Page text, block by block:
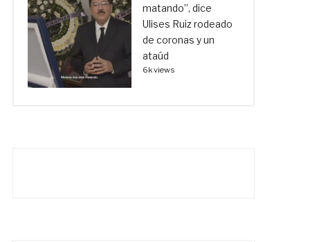
matando”, dice
Ulises Ruiz rodeado
de coronas y un
ataúd
6k views